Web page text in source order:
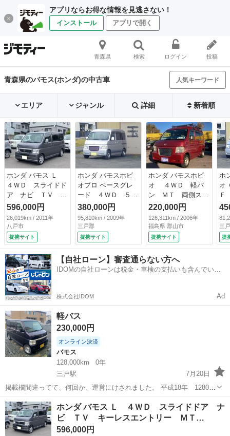
アプリならお得な情報を見逃さない！
インストール アプリで開く
青森県 検索 ログイン 投稿
青森県のバモス(ホンダ)の中古車 人気キーワード
エリア ジャンル 詳細 新着順
ホンダ バモス Ｌ
４ＷＤ スライドド
ア ナビ ＴＶ キ
ーレスエントリー
ＭＴ ＡＢＳ Ｃ
Ｄ ＤＶＤ再生 Ｂ
ｌｕｅｔｏｏｔｈ
アルミホイール 衝
突安全ボディ エア
コン パワーステア
リング パワーウィ
ンドウ （検9.5）
596,000円
26,019km / 2011年
八戸市
提携サイト
ホンダ バモスホビ
オプロ ベースグレ
ード ４ＷＤ ５
Ｆ ハイルーフ ナ
ビＴＶ （車検整備
付）
380,000円
95,810km / 2009年
三戸郡
提携サイト
ホンダ バモスホビ
オ ４ＷＤ 軽バ
ン ＭＴ 両側スラ
イドドア キーレス
エントリー エアコ
ン パワーステアリ
ング パワーウィン
ドウ 運転席エアバ
ッグ 助手席エアバ
ッグ （車検整備
付）
220,000円
126,311km / 2006年
福島県 郡山市
提携サイト
ホ
オ
Ｆ
三
提
【自社ローン】審査通らない方へ
IDOMの自社ローンは税金・車検の支払いも含んでいる
株式会社IDOM Ad
軽バス
230,000円
オンライン決済
バモス
128,000km
0年
三戸駅
7月20日
掲載欄間違ってて、何回か、運営にけされました。 平成18年 128000
キロ 使用中で、距離伸びます 紫 夏タイヤ新古品交換済み ライト
LED ノブ 社外 ブレーキパッド、キャリパー、パッド、ローター6が
つすべて整備済み、...
青森 三戸郡 三戸駅
ホンダ バモス Ｌ ４ＷＤ スライドドア ナ
ビ ＴＶ キーレスエントリー ＭＴ…
596,000円